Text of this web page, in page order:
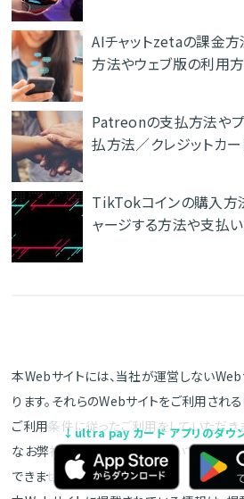
↓ultra pay カード アプリのダウ
AIチャットzetaの課金
方法やウェブ版の利用
Patreonの支払方法や
払方法／クレジットカ
TikTokコインの購入方
ャージする方法や支払
本Webサイトには、当社が運営しないWeb
ります。それらのWebサイトをご利用され
ご利用条件に従ったご利用をしていただき
なお弊社は個別のお取引についてのご質
できませんのでご注意下さい。